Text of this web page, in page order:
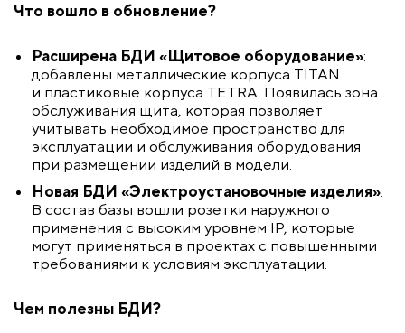
Что вошло в обновление?
Расширена БДИ «Щитовое оборудование»:
добавлены металлические корпуса TITAN
и пластиковые корпуса TETRA. Появилась зона
обслуживания щита, которая позволяет
учитывать необходимое пространство для
эксплуатации и обслуживания оборудования
при размещении изделий в модели.
Новая БДИ «Электроустановочные изделия»
В состав базы вошли розетки наружного
применения с высоким уровнем IP, которые
могут применяться в проектах с повышенными
требованиями к условиям эксплуатации.
Чем полезны БДИ?